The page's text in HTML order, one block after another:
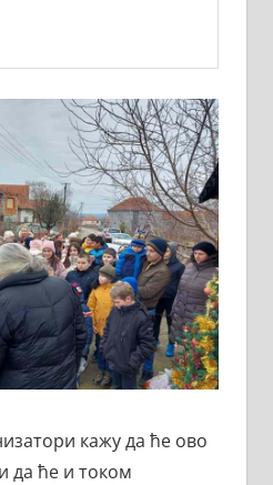
кажу да ће ово
да ће и током